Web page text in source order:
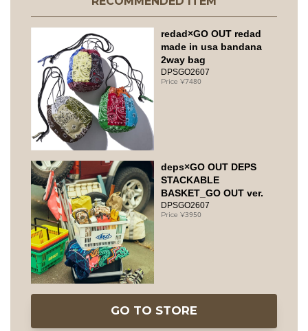
redad×GO OUT redad
made in usa bandana
2way bag
DPSGO2607
7480
deps×GO OUT DEPS
STACKABLE
BASKET_GO OUT ver.
DPSGO2607
3950
GO TO STORE